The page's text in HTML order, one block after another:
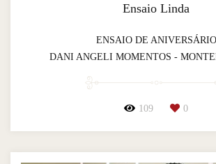
Ensaio Linda
ENSAIO DE ANIVERSÁRIO
DANI ANGELI MOMENTOS -
109 0